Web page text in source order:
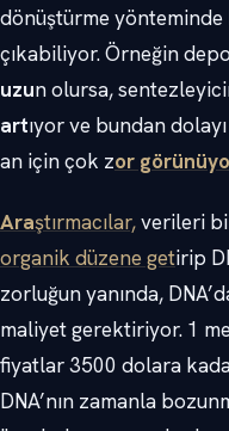
dönüştürme
çıkabiliyor. Örneğin
uzun olursa,
artıyor ve bundan
an için çok zor
Araştırmacılar,verileri
organik düzene getirip
zorluğun yanında,
maliyet gerektiriyor. 1
fiyatlar 3500 dolara
DNA’nın zamanla